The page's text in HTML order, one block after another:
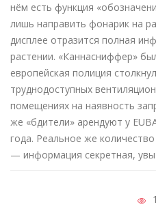
нём есть функция
лишь направить фонарик на
дисплее отразится полная
растении. «Каннасниффер»
европейская полиция
труднодоступных
помещениях на наявность
же «бдители» арендуют у
года. Реальное же
— информация секретная, увы.